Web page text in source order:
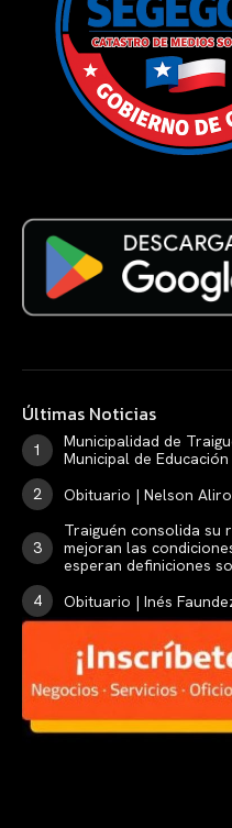
Últimas Noticias
Municipalidad de
Municipal de
Obituario | Nelson Aliro
Traiguén consolida su
mejoran las
esperan definiciones
Obituario | Inés